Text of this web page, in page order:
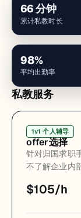
66分钟
累计私教时长
98%
平均出勤率
私教服务
1v1 个人辅导
offer选择
针对归国求职
不了解企业内
看不懂长期
限制未来发展
$105/h